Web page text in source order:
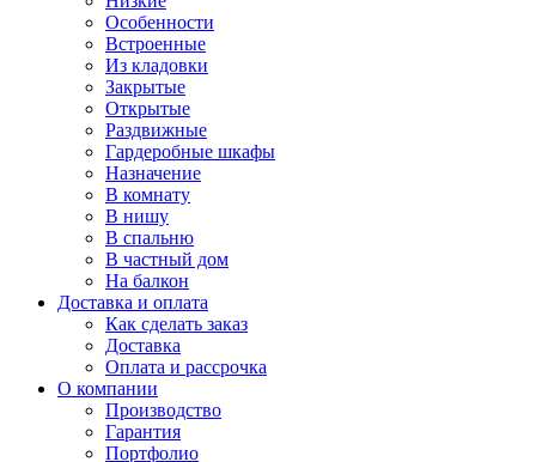
Особенности
Встроенные
Из кладовки
Закрытые
Открытые
Раздвижные
Гардеробные шкафы
Назначение
В комнату
В нишу
В спальню
В частный дом
На балкон
Доставка и оплата
Как сделать заказ
Доставка
Оплата и рассрочка
О компании
Производство
Гарантия
Портфолио